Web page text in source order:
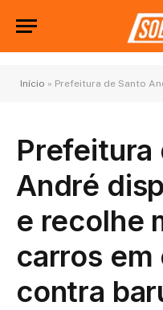
Início » Prefeitura de Santo André dispersa
Prefeitura
André
e recolhe
carros
contra